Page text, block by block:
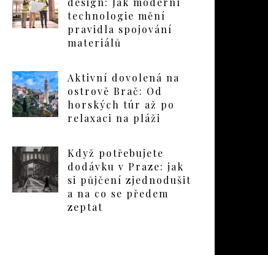
technologie mění
pravidla spojování
materiálů
Aktivní dovolená na
ostrově Brač: Od
horských túr až po
relaxaci na pláži
Když potřebujete
dodávku v Praze: jak
si půjčení zjednodušit
a na co se předem
zeptat